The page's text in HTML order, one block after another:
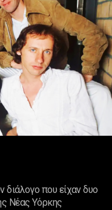
που είχαν δυο
Νέας Υόρκης